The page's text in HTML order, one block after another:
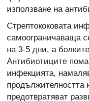
използване на
Стрептококовата
самоограничаваща
на 3-5 дни, а
Антибиотиците
инфекцията,
продължителността
предотвратяват